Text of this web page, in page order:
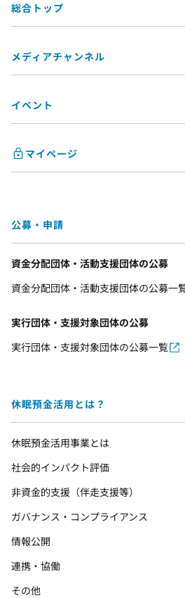
総合トップ
メディアチャンネル
イベント
マイページ
公募・申請
資金分配団体・活動支援団体の公募
資金分配団体・活動支援団体の公募一
実行団体・支援対象団体の公募
実行団体・支援対象団体の公募一覧
休眠預金活用とは？
休眠預金活用事業とは
社会的インパクト評価
非資金的支援（伴走支援等）
ガバナンス・コンプライアンス
情報公開
連携・協働
その他